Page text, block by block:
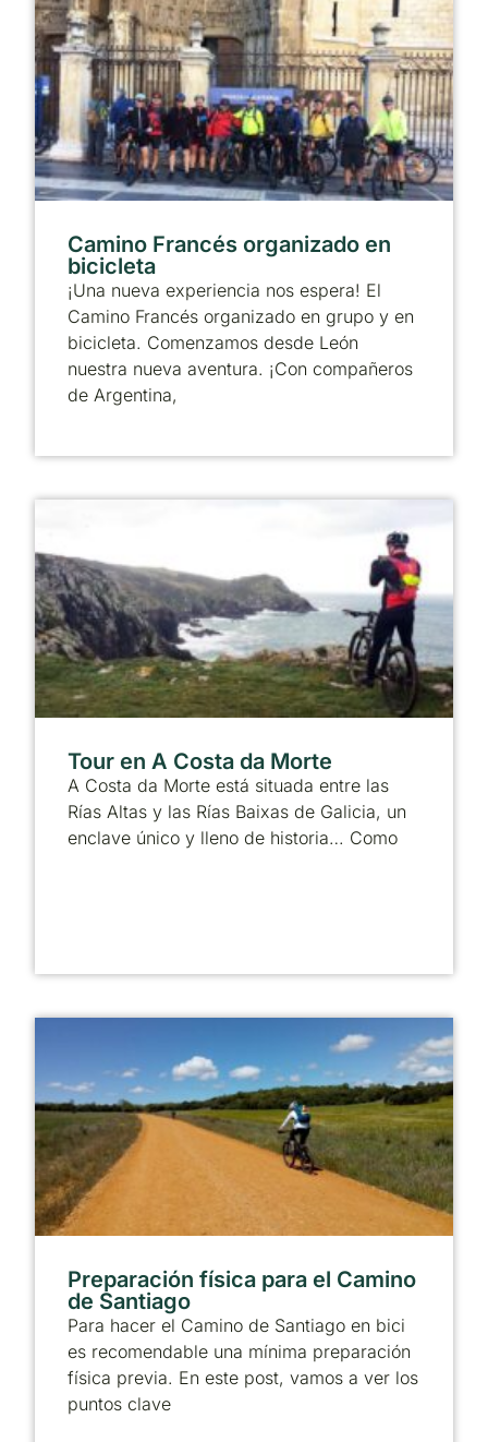
Camino Francés organizado en
bicicleta
¡Una nueva experiencia nos espera! El
Camino Francés organizado en grupo y en
bicicleta. Comenzamos desde León
nuestra nueva aventura. ¡Con compañeros
de Argentina,
Tour en A Costa da Morte
A Costa da Morte está situada entre las
Rías Altas y las Rías Baixas de Galicia, un
enclave único y lleno de historia… Como
Preparación física para el Camino
de Santiago
Para hacer el Camino de Santiago en bici
es recomendable una mínima preparación
física previa. En este post, vamos a ver los
puntos clave